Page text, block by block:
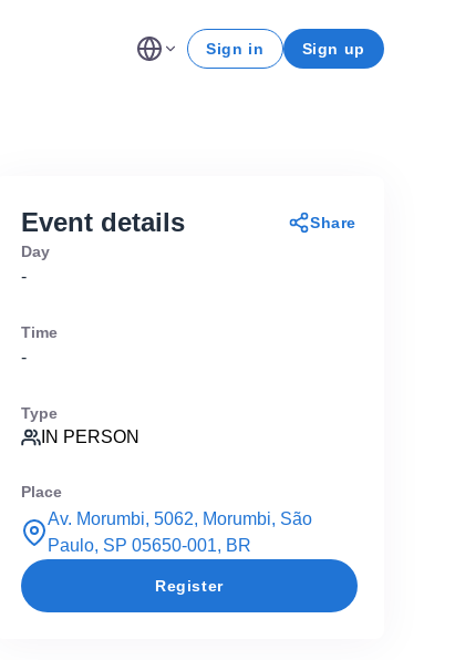
Sign in Sign up
Event details
Share
Day
-
Time
-
Type
IN PERSON
Place
Av. Morumbi, 5062, Morumbi, São
Paulo, SP 05650-001, BR
Register